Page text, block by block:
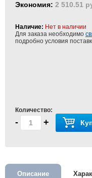
Экономия: 2 510.51
Наличие: Нет в наличии
Для заказа необходимо
подробно условия
Количество:
- +
Описание